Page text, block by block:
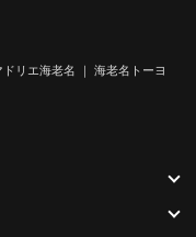
ドリエ海老名 ｜ 海老名トーヨ